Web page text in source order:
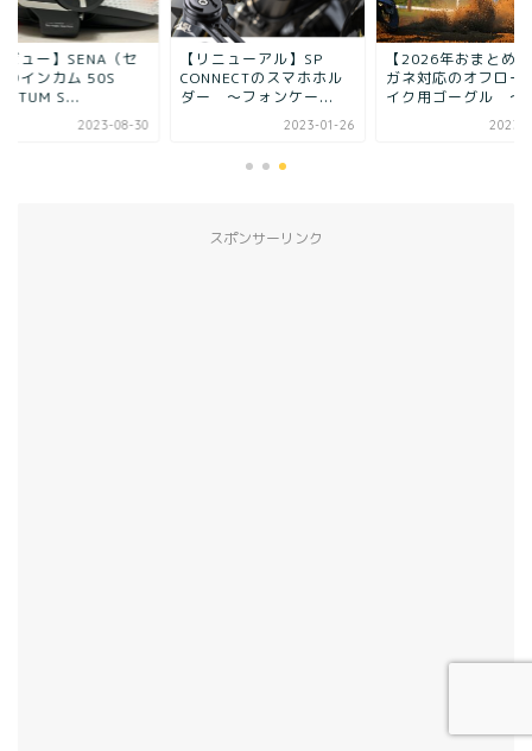
ニューアル】SP
のスマホホル
～フォンケー...
2023-01-26
【2026年おまとめ】メ
ガネ対応のオフロードバ
イク用ゴーグル ～4...
2023-01-28
【レビュー】SENA
ナ）のインカム 50S
QUANTUM S...
2023-
スポンサーリンク